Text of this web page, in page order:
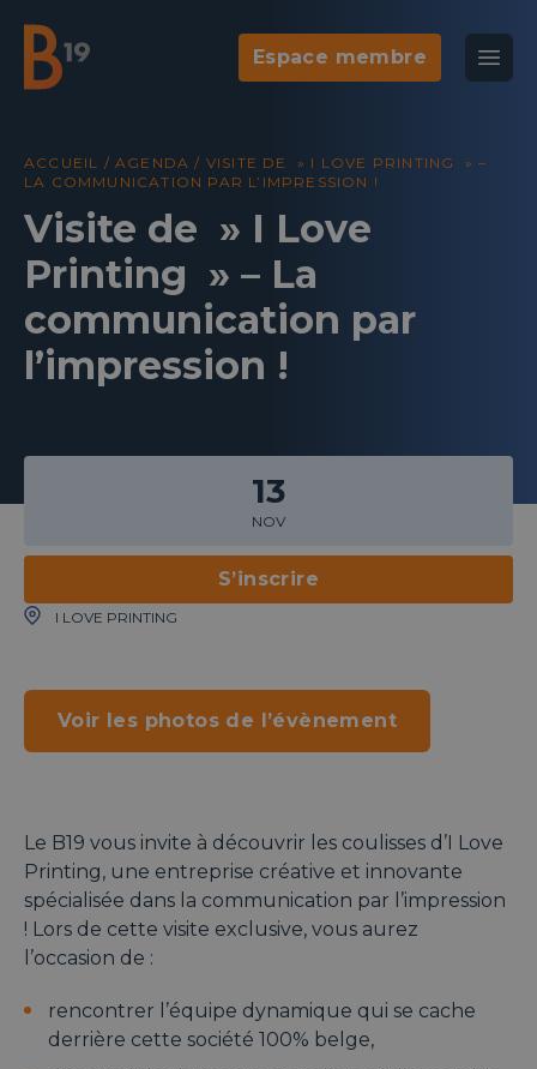
National Business Club & Networking
Espace membre
ACCUEIL /AGENDA / VISITE DE » I LOVE PRINTING » –
LA COMMUNICATION PAR L’IMPRESSION !
Visite de » I Love
Printing » – La
communication par
l’impression !
13
NOV
S’inscrire
I LOVE PRINTING
Voir les photos de l’évènement
Le B19 vous invite à découvrir les coulisses d’I Love
Printing, une entreprise créative et innovante
spécialisée dans la communication par l’impression
! Lors de cette visite exclusive, vous aurez
l’occasion de :
rencontrer l’équipe dynamique qui se cache
derrière cette société 100% belge,